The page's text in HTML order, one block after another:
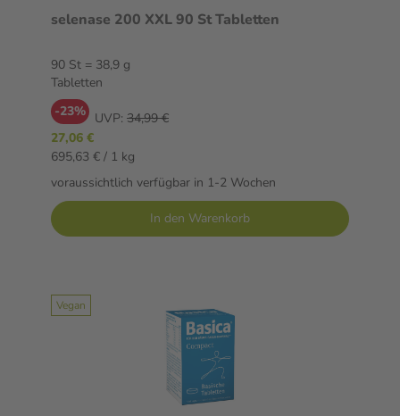
selenase 200 XXL 90 St Tabletten
90 St = 38,9 g
Tabletten
-23% UVP: 34,99 €
27,06 €
695,63 € / 1 kg
voraussichtlich verfügbar in 1-2 Wochen
In den Warenkorb
Vegan